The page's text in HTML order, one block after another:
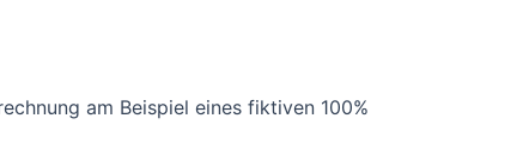
am Beispiel eines fiktiven 100%